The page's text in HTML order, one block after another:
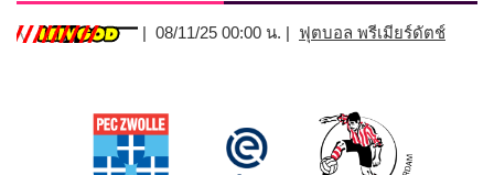
| 08/11/25 00:00 น. | ฟุตบอล พรีเมียร์ดัตช์